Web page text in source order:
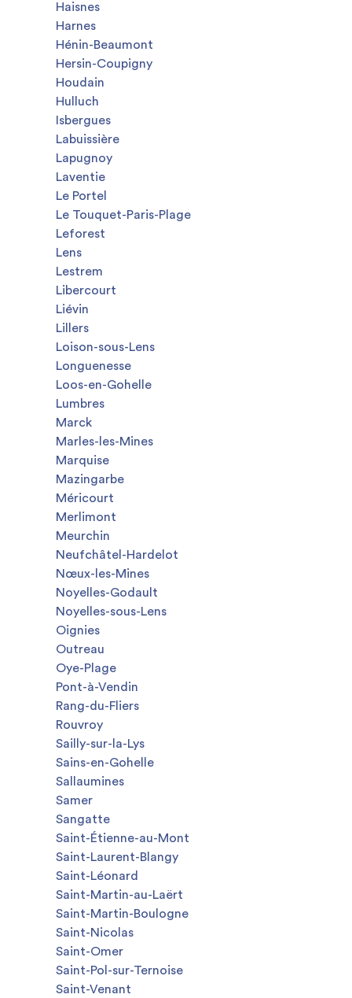
Haisnes
Harnes
Hénin-Beaumont
Hersin-Coupigny
Houdain
Hulluch
Isbergues
Labuissière
Lapugnoy
Laventie
Le Portel
Le Touquet-Paris-Plage
Leforest
Lens
Lestrem
Libercourt
Liévin
Lillers
Loison-sous-Lens
Longuenesse
Loos-en-Gohelle
Lumbres
Marck
Marles-les-Mines
Marquise
Mazingarbe
Méricourt
Merlimont
Meurchin
Neufchâtel-Hardelot
Nœux-les-Mines
Noyelles-Godault
Noyelles-sous-Lens
Oignies
Outreau
Oye-Plage
Pont-à-Vendin
Rang-du-Fliers
Rouvroy
Sailly-sur-la-Lys
Sains-en-Gohelle
Sallaumines
Samer
Sangatte
Saint-Étienne-au-Mont
Saint-Laurent-Blangy
Saint-Léonard
Saint-Martin-au-Laërt
Saint-Martin-Boulogne
Saint-Nicolas
Saint-Omer
Saint-Pol-sur-Ternoise
Saint-Venant